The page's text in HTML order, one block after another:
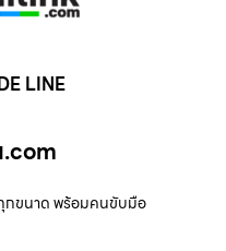
LINE
.com
ทุกขนาด พร้อมคนขับมือ